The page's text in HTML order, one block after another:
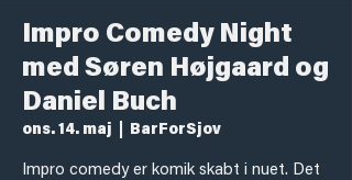
Impro Comedy Night
med Søren Højgaard og
Daniel Buch
ons. 14. maj BarForSjov
Impro comedy er komik skabt i nuet. Det